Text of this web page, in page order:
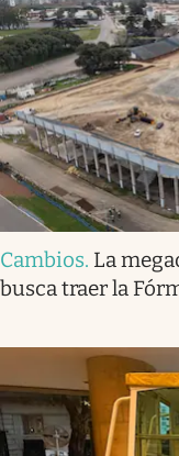
Cambios. La
busca traer la